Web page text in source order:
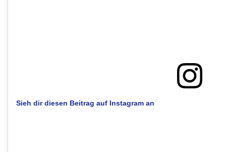
Sieh dir diesen Beitrag auf Instagram an